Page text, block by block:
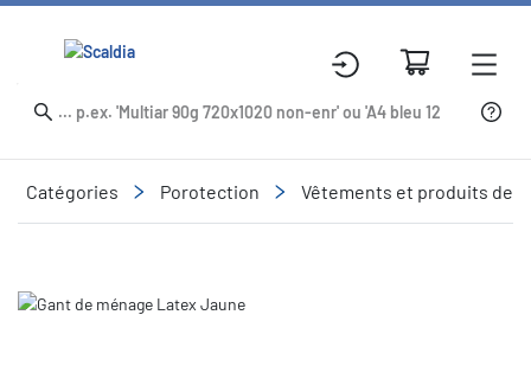
Catégories Porotection Vêtements et produits de
Slide 1 of 1